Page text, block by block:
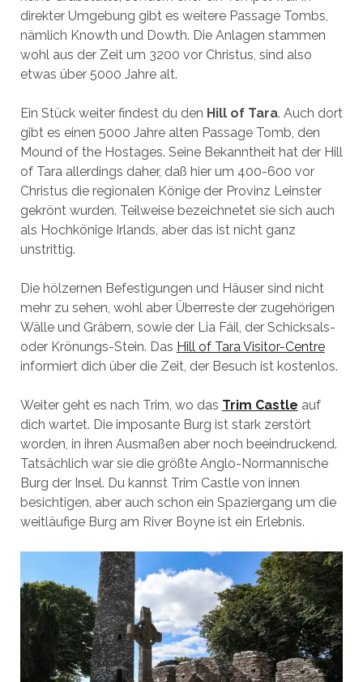
direkter Umgebung gibt es weitere Passage Tombs,
nämlich Knowth und Dowth. Die Anlagen stammen
wohl aus der Zeit um 3200 vor Christus, sind also
etwas über 5000 Jahre alt.
Ein Stück weiter findest du den Hill of Tara. Auch dort
gibt es einen 5000 Jahre alten Passage Tomb, den
Mound of the Hostages. Seine Bekanntheit hat der Hill
of Tara allerdings daher, daß hier um 400-600 vor
Christus die regionalen Könige der Provinz Leinster
gekrönt wurden. Teilweise bezeichnetet sie sich auch
als Hochkönige Irlands, aber das ist nicht ganz
unstrittig.
Die hölzernen Befestigungen und Häuser sind nicht
mehr zu sehen, wohl aber Überreste der zugehörigen
Wälle und Gräbern, sowie der Lia Fáil, der Schicksals-
oder Krönungs-Stein. Das Hill of Tara Visitor-Centre
informiert dich über die Zeit, der Besuch ist kostenlos.
Weiter geht es nach Trim, wo das Trim Castle auf
dich wartet. Die imposante Burg ist stark zerstört
worden, in ihren Ausmaßen aber noch beeindruckend.
Tatsächlich war sie die größte Anglo-Normannische
Burg der Insel. Du kannst Trim Castle von innen
besichtigen, aber auch schon ein Spaziergang um die
weitläufige Burg am River Boyne ist ein Erlebnis.